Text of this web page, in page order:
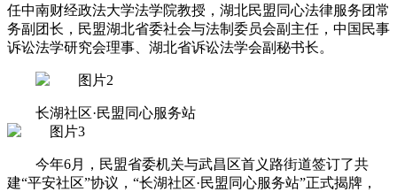
任中南财经政法大学法学院教授，湖北民盟同心法律服务团常
务副团长，民盟湖北省委社会与法制委员会副主任，中国民事
诉讼法学研究会理事、湖北省诉讼法学会副秘书长。
长湖社区·民盟同心服务站
今年6月，民盟省委机关与武昌区首义路街道签订了共
建“平安社区”协议，“长湖社区·民盟同心服务站”正式揭牌，